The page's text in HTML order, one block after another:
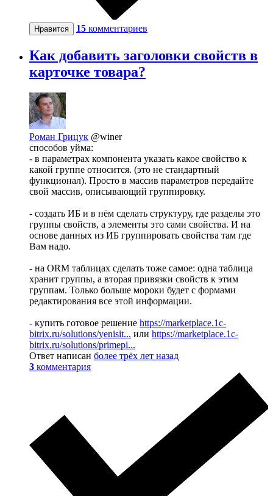
Нравится 15 комментариев
Как добавить заголовки свойств в
карточке товара?
Роман Грицук @winer
способов уйма:
- в параметрах компонента указать какое свойство к
какой группе относится. (это не стандартный
функционал). Просто в массив параметров передайте
свой массив, описывающий группировку.
- создать ИБ и в нём сделать структуру, где разделы это
группы свойств, а элементы это сами свойства. И на
основе данных из ИБ группировать свойства там где
Вам надо.
- на ORM таблицах сделать тоже самое: одна таблица
хранит группы, а вторая привязки свойств к этим
группам. Только больше мороки будет с формами
редактирования все этой информации.
- купить готовое решение https://marketplace.1c-
bitrix.ru/solutions/yenisit... или https://marketplace.1c-
bitrix.ru/solutions/primepi...
Ответ написан более трёх лет назад
3 комментария